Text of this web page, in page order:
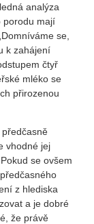
analýza
porodu mají
se,
k zahájení
čtyř
mléko se
přirozenou
vhodné jej
se ovšem
z hlediska
a je dobré
že právě